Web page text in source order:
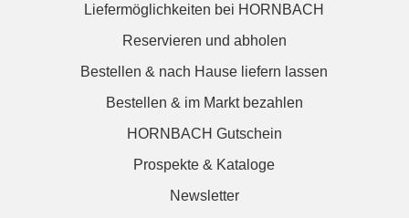
Liefermöglichkeiten bei HORNBACH
Reservieren und abholen
Bestellen & nach Hause liefern lassen
Bestellen & im Markt bezahlen
HORNBACH Gutschein
Prospekte & Kataloge
Newsletter